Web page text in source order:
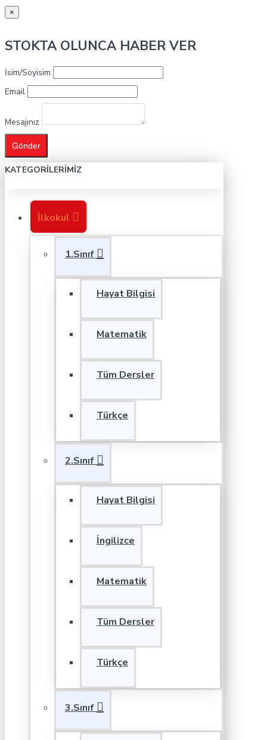
×
STOKTA OLUNCA HABER VER
İsim/Soyisim
Email
Mesajınız
Gönder
KATEGORILERIMIZ
İlkokul
1.Sınıf
Hayat Bilgisi
Matematik
Tüm Dersler
Türkçe
2.Sınıf
Hayat Bilgisi
İngilizce
Matematik
Tüm Dersler
Türkçe
3.Sınıf